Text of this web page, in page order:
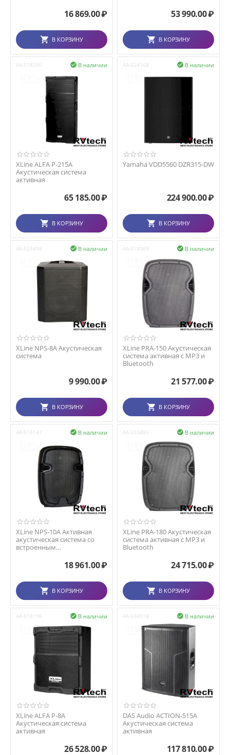
16 869.00₽
В КОРЗИНУ
53 990.00₽
В КОРЗИНУ
AA-518200 В наличии

XLine ALFA P-215A
Акустическая система
активная
65 185.00₽
В КОРЗИНУ
AA-524168 В наличии

Yamaha VDD5560 DZR315-DW
224 900.00₽
В КОРЗИНУ
AA-523498 В наличии

XLine NPS-8A Акустическая
система
9 990.00₽
В КОРЗИНУ
AA-518069 В наличии

XLine PRA-150 Акустическая
система активная с MP3 и
Bluetooth
21 577.00₽
В КОРЗИНУ
AA-519147 В наличии

XLine NPS-10A Активная
акустическая система со
встроенным
18 961.00₽
В КОРЗИНУ
AA-503480 В наличии

XLine PRA-180 Акустическая
система активная с MP3 и
Bluetooth
24 715.00₽
В КОРЗИНУ
AA-518196 В наличии

XLine ALFA P-8A
Акустическая система
активная
26 528.00₽
AA-504018 В наличии

DAS Audio ACTION-515A
Акустическая система
активная
117 810.00₽